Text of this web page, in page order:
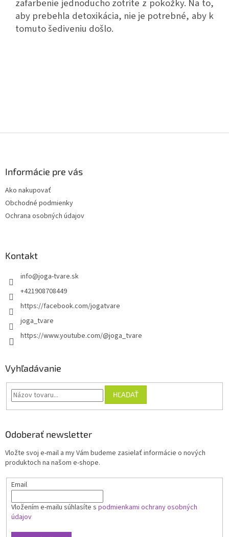
zafarbenie jednoducho zotrite z pokožky. Na to,
aby prebehla detoxikácia, nie je potrebné, aby k
tomuto šediveniu došlo.
Informácie pre vás
Ako nakupovať
Obchodné podmienky
Ochrana osobných údajov
Kontakt
info@joga-tvare.sk
+421908708449
https://facebook.com/jogatvare
joga_tvare
https://www.youtube.com/@joga_tvare
Vyhľadávanie
HĽADAŤ
Odoberať newsletter
Vložte svoj e-mail a my Vám budeme zasielať informácie o nových
produktoch na našom e-shope.
Email
Vložením e-mailu súhlasíte s podmienkami ochrany osobných
údajov